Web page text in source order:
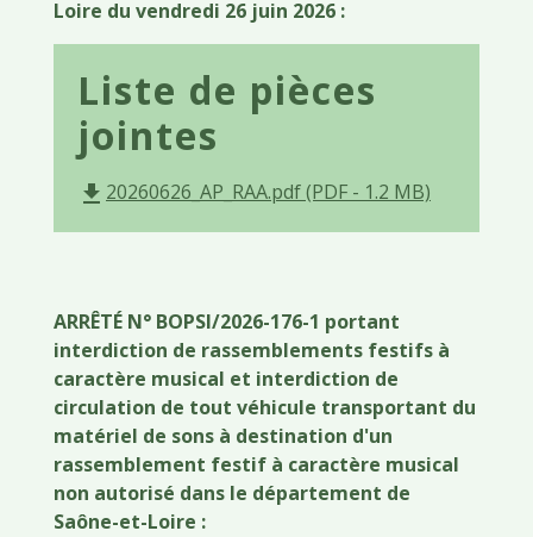
Loire du vendredi 26 juin 2026 :
Liste de pièces
jointes
file_download 20260626_AP_RAA.pdf (PDF - 1.2 MB)
ARRÊTÉ N° BOPSI/2026-176-1 portant
interdiction de rassemblements festifs à
caractère musical et interdiction de
circulation de tout véhicule transportant du
matériel de sons à destination d'un
rassemblement festif à caractère musical
non autorisé dans le département de
Saône-et-Loire :